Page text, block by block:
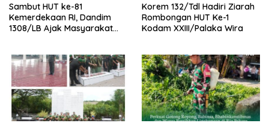
Sambut HUT ke-81
Kemerdekaan RI, Dandim
1308/LB Ajak Masyarakat
Korem 132/Tdl Hadiri Ziarah
Rombongan HUT Ke-1
Kodam XXIII/Palaka Wira